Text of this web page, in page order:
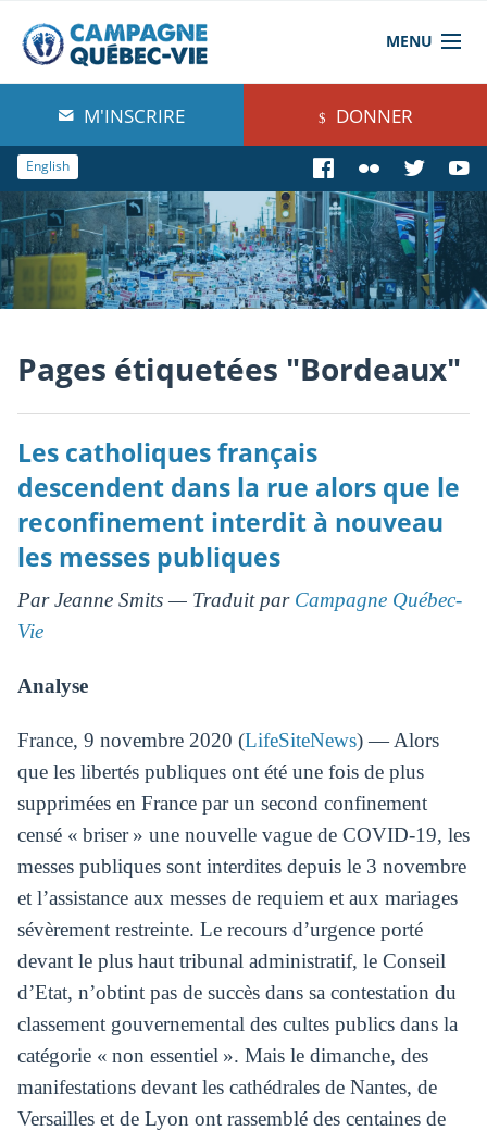
MENU
À propos de nous
Blog
Comprendre
Agir
Boutique
M'INSCRIRE DONNER
English
Pages étiquetées "Bordeaux"
Les catholiques français
descendent dans la rue alors que le
reconfinement interdit à nouveau
les messes publiques
Par Jeanne Smits — Traduit par Campagne Québec-
Vie
Analyse
France, 9 novembre 2020 (LifeSiteNews) — Alors
que les libertés publiques ont été une fois de plus
supprimées en France par un second confinement
censé « briser » une nouvelle vague de COVID-19, les
messes publiques sont interdites depuis le 3 novembre
et l’assistance aux messes de requiem et aux mariages
sévèrement restreinte. Le recours d’urgence porté
devant le plus haut tribunal administratif, le Conseil
d’Etat, n’obtint pas de succès dans sa contestation du
classement gouvernemental des cultes publics dans la
catégorie « non essentiel ». Mais le dimanche, des
manifestations devant les cathédrales de Nantes, de
Versailles et de Lyon ont rassemblé des centaines de